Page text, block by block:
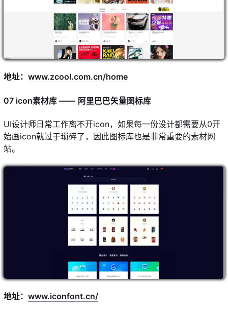
地址： www.zcool.com.cn/home
07 icon素材库 —— 阿里巴巴矢量图标库
UI设计师日常工作离不开icon，如果每一份设计都需要从0开
始画icon就过于琐碎了，因此图标库也是非常重要的素材网
站。
地址： www.iconfont.cn/